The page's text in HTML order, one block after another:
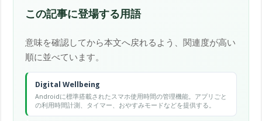
この記事に登場する用語
意味を確認してから本文へ戻れるよう、関連度が高い
順に並べています。
Digital Wellbeing
Androidに標準搭載されたスマホ使用時間の管理機能。アプリごと
の利用時間計測、タイマー、おやすみモードなどを提供する。